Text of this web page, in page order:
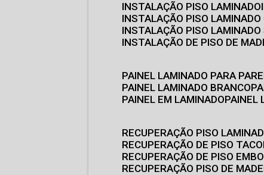
INSTALAÇÃO PISO LAMINADO
INSTALAÇÃO PISO LAMINADO
INSTALAÇÃO PISO
INSTALAÇÃO DE PISO DE
PAINEL LAMINADO PARA
PAINEL LAMINADO BRANCO
PAINEL EM LAMINADO
RECUPERAÇÃO PISO
RECUPERAÇÃO DE PISO TACO
RECUPERAÇÃO DE PISO
RECUPERAÇÃO PISO DE